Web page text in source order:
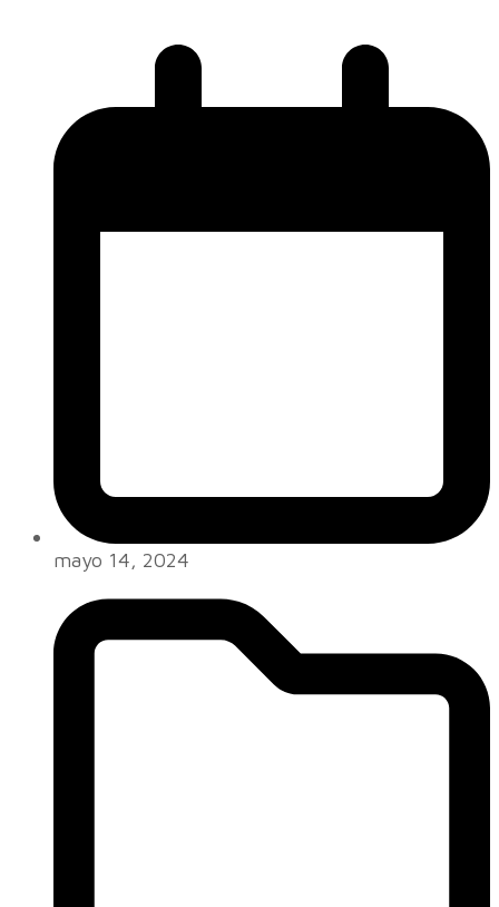
mayo 14, 2024